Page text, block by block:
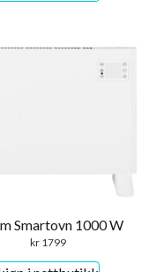
Smartovn 1000 W
kr1799